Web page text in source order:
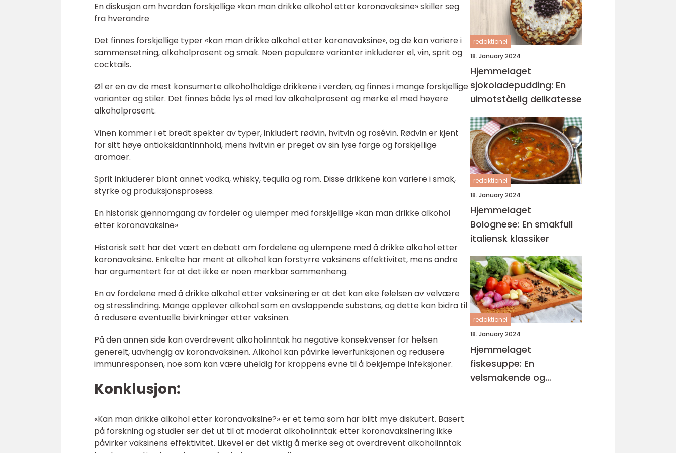
En diskusjon om hvordan forskjellige «kan man drikke alkohol etter koronavaksine» skiller seg
fra hverandre
Det finnes forskjellige typer «kan man drikke alkohol etter koronavaksine», og de kan variere i
sammensetning, alkoholprosent og smak. Noen populære varianter inkluderer øl, vin, sprit og
cocktails.
Øl er en av de mest konsumerte alkoholholdige drikkene i verden, og finnes i mange forskjellige
varianter og stiler. Det finnes både lys øl med lav alkoholprosent og mørke øl med høyere
alkoholprosent.
Vinen kommer i et bredt spekter av typer, inkludert rødvin, hvitvin og rosévin. Rødvin er kjent
for sitt høye antioksidantinnhold, mens hvitvin er preget av sin lyse farge og forskjellige
aromaer.
Sprit inkluderer blant annet vodka, whisky, tequila og rom. Disse drikkene kan variere i smak,
styrke og produksjonsprosess.
En historisk gjennomgang av fordeler og ulemper med forskjellige «kan man drikke alkohol
etter koronavaksine»
Historisk sett har det vært en debatt om fordelene og ulempene med å drikke alkohol etter
koronavaksine. Enkelte har ment at alkohol kan forstyrre vaksinens effektivitet, mens andre
har argumentert for at det ikke er noen merkbar sammenheng.
En av fordelene med å drikke alkohol etter vaksinering er at det kan øke følelsen av velvære
og stresslindring. Mange opplever alkohol som en avslappende substans, og dette kan bidra til
å redusere eventuelle bivirkninger etter vaksinen.
På den annen side kan overdrevent alkoholinntak ha negative konsekvenser for helsen
generelt, uavhengig av koronavaksinen. Alkohol kan påvirke leverfunksjonen og redusere
immunresponsen, noe som kan være uheldig for kroppens evne til å bekjempe infeksjoner.
Konklusjon:
«Kan man drikke alkohol etter koronavaksine?» er et tema som har blitt mye diskutert. Basert
på forskning og studier ser det ut til at moderat alkoholinntak etter koronavaksinering ikke
påvirker vaksinens effektivitet. Likevel er det viktig å merke seg at overdrevent alkoholinntak
redaktionel
18. January 2024
Hjemmelaget
sjokoladepudding: En
uimotståelig delikatesse
redaktionel
18. January 2024
Hjemmelaget
Bolognese: En smakfull
italiensk klassiker
redaktionel
18. January 2024
Hjemmelaget
fiskesuppe: En
velsmakende og